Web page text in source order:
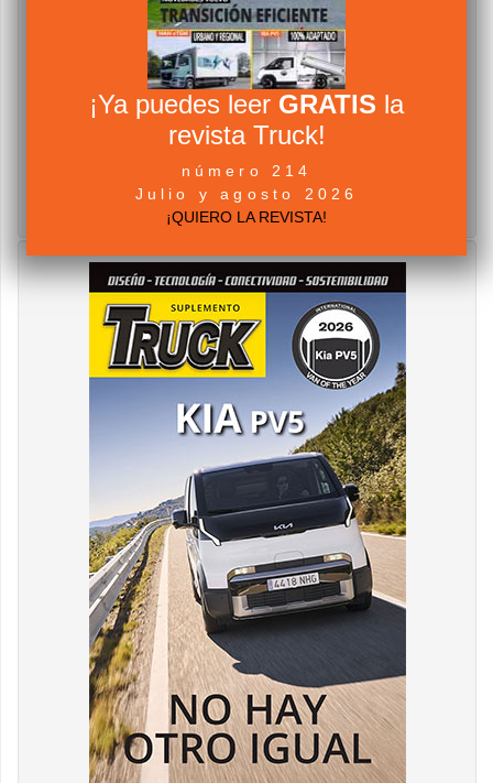
¡Ya puedes leer GRATIS la
revista Truck!
número 214
Julio y agosto 2026
¡QUIERO LA REVISTA!